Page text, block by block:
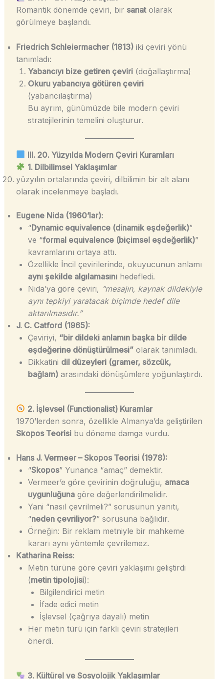
Romantik dönemde çeviri, bir sanatolarak
görülmeye başlandı.
Friedrich Schleiermacher (1813)iki çeviri yönü
tanımladı:
Yabancıyı bize getiren çeviri(doğallaştırma)
Okuru yabancıya götüren çeviri
(yabancılaştırma)
Bu ayrım, günümüzde bile modern çeviri
stratejilerinin temelini oluşturur.
III. 20. Yüzyılda Modern Çeviri Kuramları
1. Dilbilimsel Yaklaşımlar
yüzyılın ortalarında çeviri, dilbilimin bir alt alanı
olarak incelenmeye başladı.
Eugene Nida (1960’lar):
“Dynamic equivalence (dinamik eşdeğerlik)”
ve “formal equivalence (biçimsel eşdeğerlik)”
kavramlarını ortaya attı.
Özellikle İncil çevirilerinde, okuyucunun anlamı
aynı şekilde algılamasınıhedefledi.
Nida’ya göre çeviri, “mesajın, kaynak dildekiyle
aynı tepkiyi yaratacak biçimde hedef dile
aktarılmasıdır.”
J. C. Catford (1965):
Çeviriyi, “bir dildeki anlamın başka bir dilde
eşdeğerine dönüştürülmesi”olarak tanımladı.
Dikkatini dil düzeyleri (gramer, sözcük,
bağlam)arasındaki dönüşümlere yoğunlaştırdı.
2. İşlevsel (Functionalist) Kuramlar
1970’lerden sonra, özellikle Almanya’da geliştirilen
Skopos Teorisibu döneme damga vurdu.
Hans J. Vermeer – Skopos Teorisi (1978):
“Skopos” Yunanca “amaç” demektir.
Vermeer’e göre çevirinin doğruluğu, amaca
uygunluğunagöre değerlendirilmelidir.
Yani “nasıl çevrilmeli?” sorusunun yanıtı,
“neden çevriliyor?” sorusuna bağlıdır.
Örneğin: Bir reklam metniyle bir mahkeme
kararı aynı yöntemle çevrilemez.
Katharina Reiss:
Metin türüne göre çeviri yaklaşımı geliştirdi
(metin tipolojisi):
Bilgilendirici metin
İfade edici metin
İşlevsel (çağrıya dayalı) metin
Her metin türü için farklı çeviri stratejileri
önerdi.
3. Kültürel ve Sosyolojik Yaklaşımlar